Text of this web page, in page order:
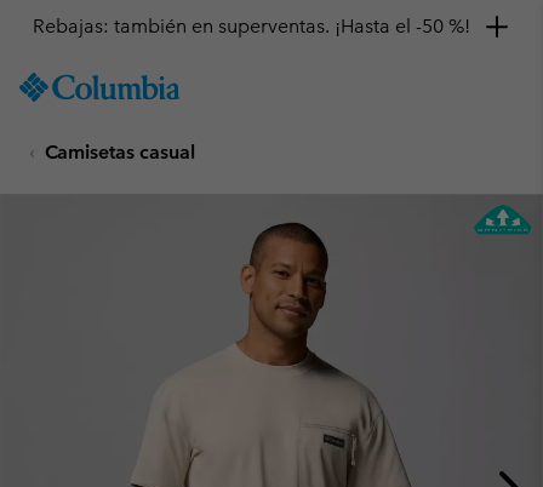
TO
SKIP
Rebajas: también en superventas. ¡Hasta el -50 %!
Camisetas casual